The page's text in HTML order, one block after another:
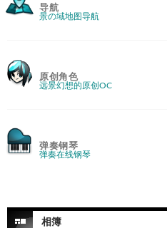
导航
景の域地图导航
原创角色
远景幻想的原创OC
弹奏钢琴
弹奏在线钢琴
相簿